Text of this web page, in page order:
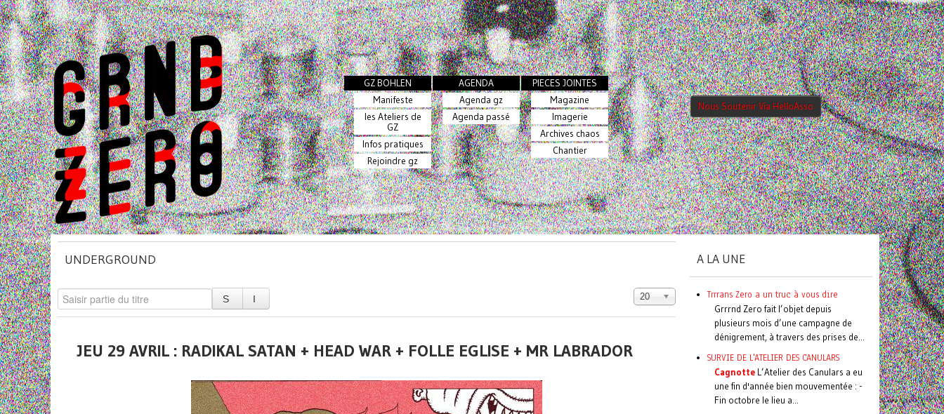
GZ BOHLEN
Manifeste
les Ateliers de
GZ
Infos pratiques
Rejoindre gz
AGENDA
Agenda gz
Agenda passé
PIECES JOINTES
Magazine
Imagerie
Archives chaos
Chantier
Nous Soutenir Via HelloAsso
UNDERGROUND
20
JEU 29 AVRIL : RADIKAL SATAN + HEAD WAR + FOLLE EGLISE + MR LABRADOR
A LA UNE
Trrrans Zero a un truc à vous dire
Grrrnd Zero fait l’objet depuis
plusieurs mois d’une campagne de
dénigrement, à travers des prises de...
SURVIE DE L'ATELIER DES CANULARS
Cagnotte L’Atelier des Canulars a eu
une fin d'année bien mouvementée : -
Fin octobre le lieu a...